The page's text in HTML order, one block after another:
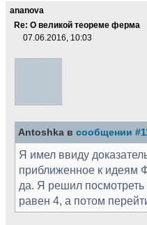
ananova
Re: О великой теореме ферма
07.06.2016, 10:03
Antoshka в сообщении
Я имел ввиду
приближенное к идеям
да. Я решил посмотреть
равен 4, а потом